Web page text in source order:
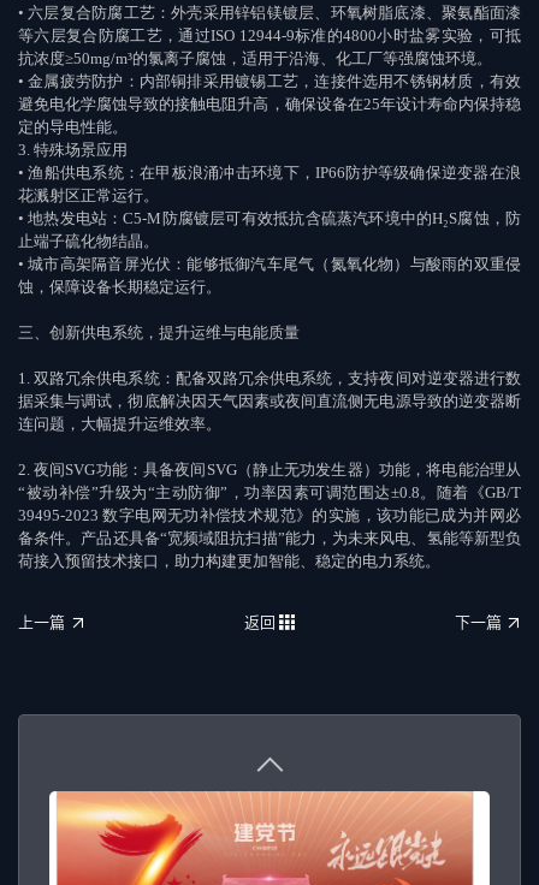
上一篇
返回
下一篇
• 六层复合防腐工艺：外壳采用锌铝镁镀层、环氧树脂底漆、聚氨酯面漆
等六层复合防腐工艺，通过ISO 12944-9标准的4800小时盐雾实验，可抵
抗浓度≥50mg/m³的氯离子腐蚀，适用于沿海、化工厂等强腐蚀环境。
• 金属疲劳防护：内部铜排采用镀锡工艺，连接件选用不锈钢材质，有效
避免电化学腐蚀导致的接触电阻升高，确保设备在25年设计寿命内保持稳
定的导电性能。
3. 特殊场景应用
• 渔船供电系统：在甲板浪涌冲击环境下，IP66防护等级确保逆变器在浪
花溅射区正常运行。
• 地热发电站：C5-M 防腐镀层可有效抵抗含硫蒸汽环境中的H₂S腐蚀，防
止端子硫化物结晶。
• 城市高架隔音屏光伏：能够抵御汽车尾气（氮氧化物）与酸雨的双重侵
蚀，保障设备长期稳定运行。
三、创新供电系统，提升运维与电能质量
1.双路冗余供电系统：配备双路冗余供电系统，支持夜间对逆变器进行数
据采集与调试，彻底解决因天气因素或夜间直流侧无电源导致的逆变器断
连问题，大幅提升运维效率。
2.夜间SVG功能：具备夜间 SVG（静止无功发生器）功能，将电能治理从
“被动补偿”升级为“主动防御” ，功率因素可调范围达±0.8。随着《GB/T
39495-2023数字电网无功补偿技术规范》的实施，该功能已成为并网必
备条件。产品还具备“宽频域阻抗扫描”能力，为未来风电、氢能等新型负
荷接入预留技术接口，助力构建更加智能、稳定的电力系统。